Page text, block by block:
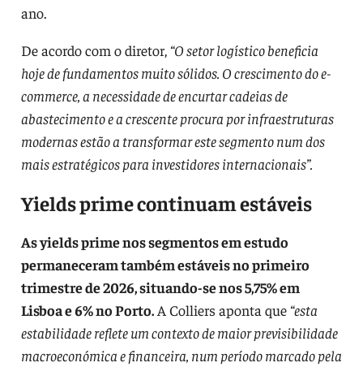
ano.
De acordo com o diretor, “O setor logístico beneficia
hoje de fundamentos muito sólidos. O crescimento do e-
commerce, a necessidade de encurtar cadeias de
abastecimento e a crescente procura por infraestruturas
modernas estão a transformar este segmento num dos
mais estratégicos para investidores internacionais”.
Yields prime continuam estáveis
As yields prime nos segmentos em estudo
permaneceram também estáveis no primeiro
trimestre de 2026, situando-se nos 5,75% em
Lisboa e 6% no Porto.A Colliers aponta que “esta
estabilidade reflete um contexto de maior previsibilidade
macroeconómica e financeira, num período marcado pela